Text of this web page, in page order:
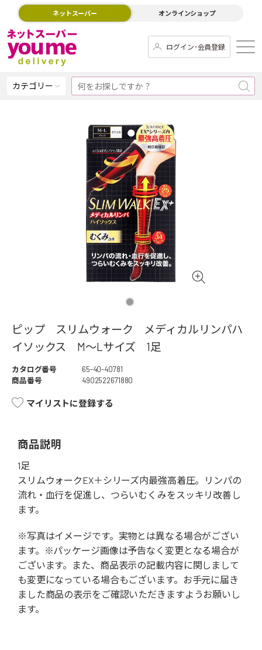
ネットスーパー オンラインショップ
ログイン･会員登録
カテゴリー
ピップ スリムウォーク メディカルリンパハ
イソックス M～Lサイズ 1足
カタログ番号
65-40-40781
商品番号
4902522671880
マイリストに登録する
商品説明
1足
スリムウォークEX＋シリーズ内最強高着圧。リンパの
流れ・血行を促進し、つらいむくみをスッキリ改善し
ます。
※写真はイメージです。実物とは異なる場合がござい
ます。※パッケージ画像は予告なく変更となる場合が
ございます。また、商品表示の記載内容に関しまして
も変更になっている場合もございます。お手元に届き
ました商品の表示をご確認いただきますようお願いし
ます。